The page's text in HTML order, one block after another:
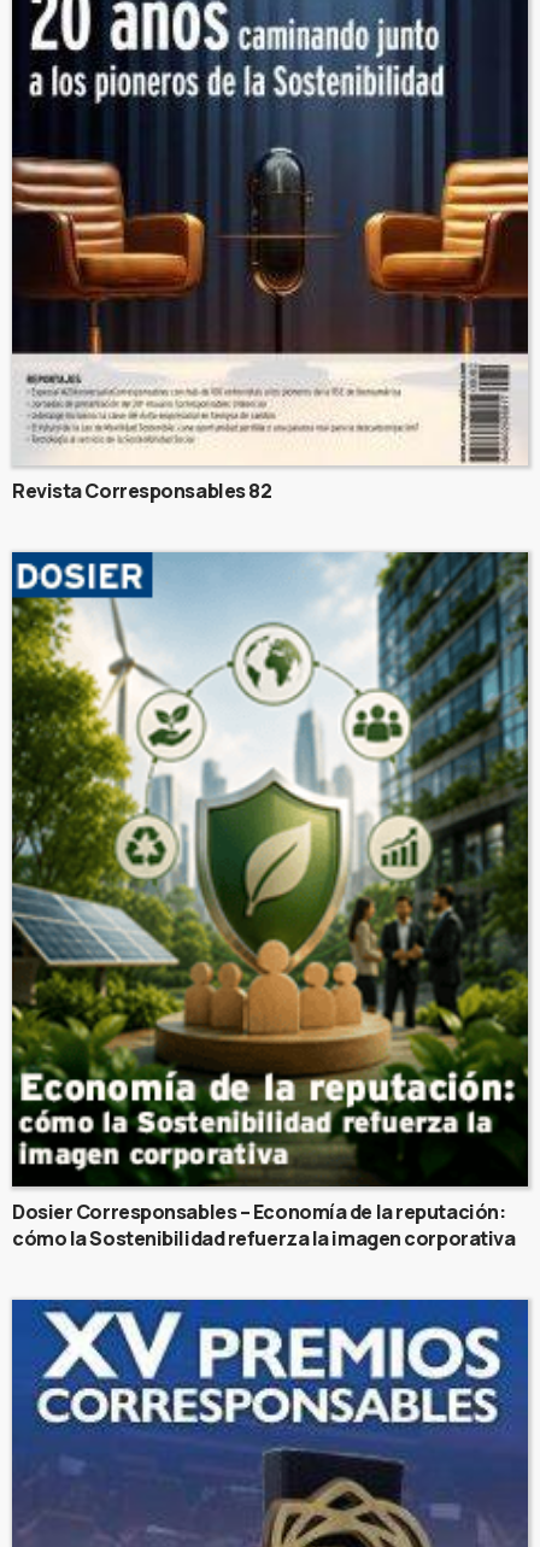
Revista Corresponsables 82
Dosier Corresponsables – Economía de la reputación:
cómo la Sostenibilidad refuerza la imagen corporativa